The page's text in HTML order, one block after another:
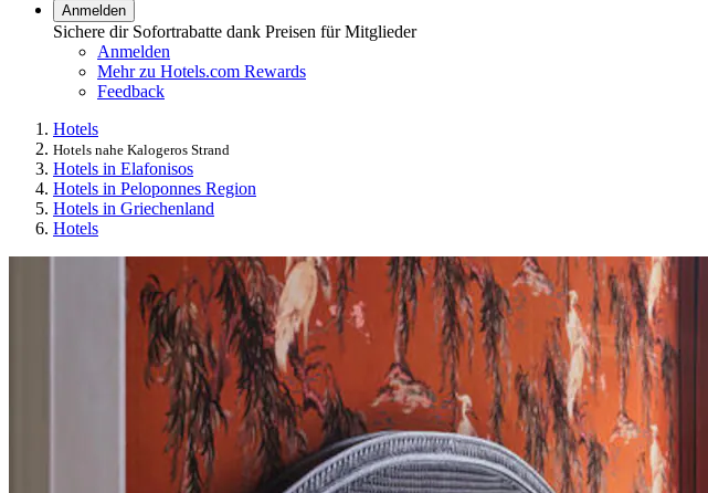
Anmelden
Sichere dir Sofortrabatte dank Preisen für Mitglieder
Anmelden
Mehr zu Hotels.com Rewards
Feedback
Hotels
Hotels nahe Kalogeros Strand
Hotels in Elafonisos
Hotels in Peloponnes Region
Hotels in Griechenland
Hotels